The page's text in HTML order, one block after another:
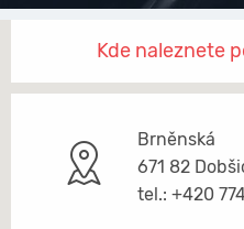
Kde naleznete
Brněnská
671 82
tel.: +420